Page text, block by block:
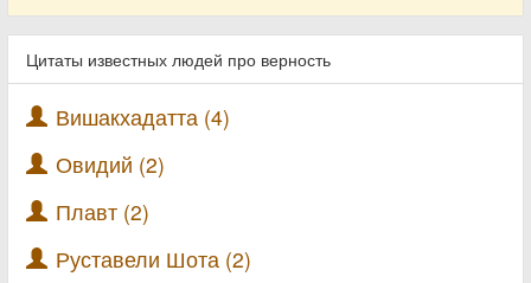
Цитаты известных людей про верность
Вишакхадатта (4)
Овидий (2)
Плавт (2)
Руставели Шота (2)